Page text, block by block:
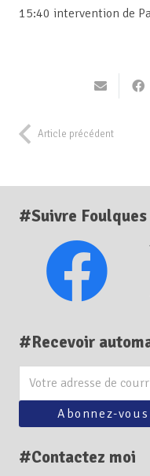
15:40 intervention de
Article précédent
#Suivre Foulques
#Recevoir
#Contactez moi